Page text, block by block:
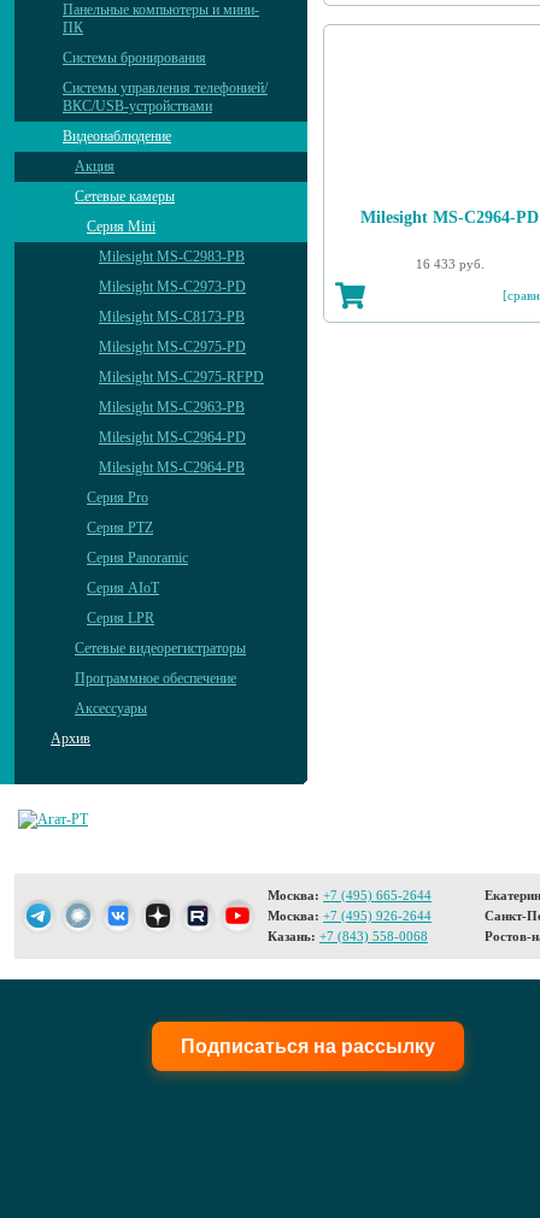
Панельные компьютеры и мини-
ПК
Системы бронирования
Системы управления телефонией/
ВКС/USB-устройствами
Видеонаблюдение
Акция
Сетевые камеры
Серия Mini
Milesight MS-C2983-PB
Milesight MS-C2973-PD
Milesight MS-C8173-PB
Milesight MS-C2975-PD
Milesight MS-C2975-RFPD
Milesight MS-C2963-PB
Milesight MS-C2964-PD
Milesight MS-C2964-PB
Серия Pro
Серия PTZ
Серия Panoramic
Серия AIoT
Серия LPR
Сетевые видеорегистраторы
Программное обеспечение
Аксессуары
Архив
Milesight MS-C2964-PD
16 433 руб.
Москва: +7 (495) 665-2644
Москва: +7 (495) 926-2644
Казань: +7 (843) 558-0068
Санкт-
Ростов-
Подписаться на рассылку